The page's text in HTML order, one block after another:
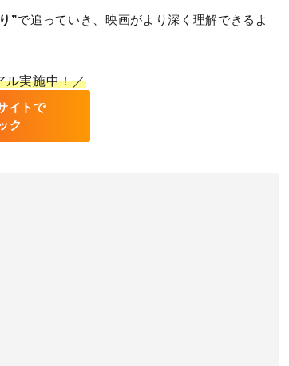
”で追っていき、映画がより深く理解できるよ
ル実施中！／
イトで
ク